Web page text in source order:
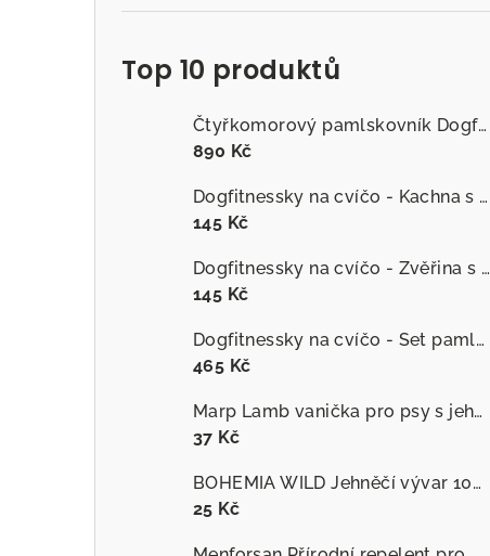
Top 10 produktů
Čtyřkomorový pamlskovník Dogfitness.cz
890 Kč
Dogfitnessky na cvíčo - Kachna s červenou řepou
145 Kč
Dogfitnessky na cvíčo - Zvěřina s jablky
145 Kč
Dogfitnessky na cvíčo - Set pamlsků
465 Kč
Marp Lamb vanička pro psy s jehněčím
37 Kč
BOHEMIA WILD Jehněčí vývar 100 ml
25 Kč